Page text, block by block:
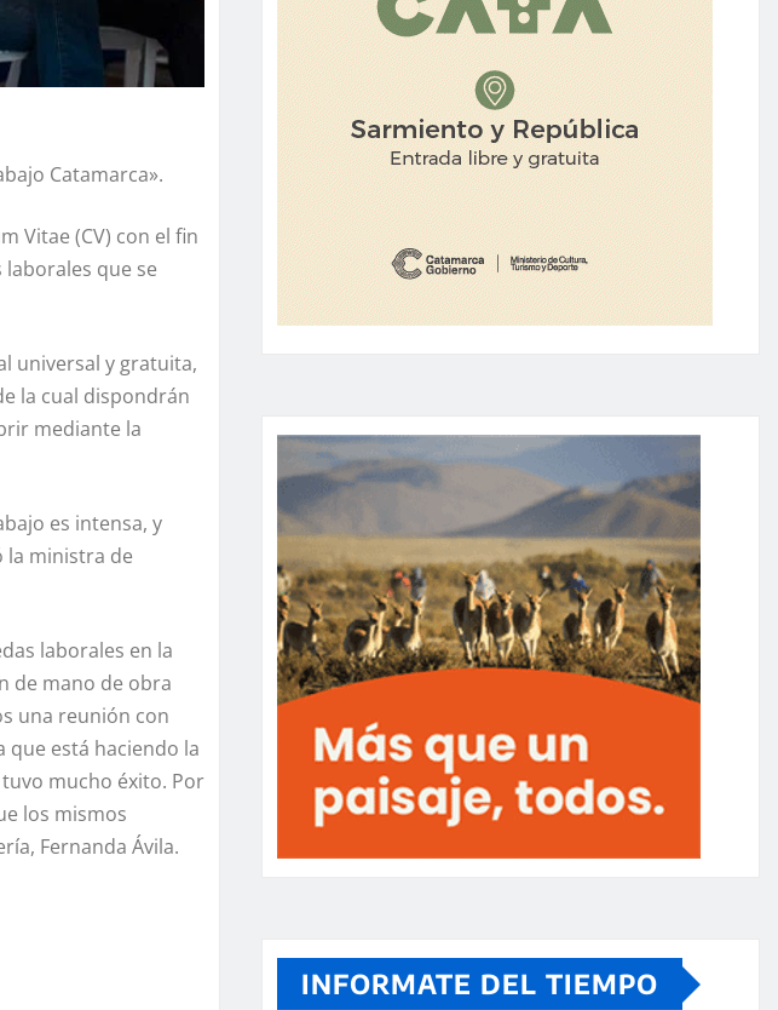
Catamarca».
Vitae (CV) con el fin
que se
universal y gratuita,
la cual dispondrán
mediante la
es intensa, y
la ministra de
laborales en la
de mano de obra
una reunión con
que está haciendo la
mucho éxito. Por
los mismos
Fernanda Ávila.
INFORMATE DEL TIEMPO